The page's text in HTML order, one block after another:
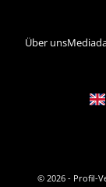
Über uns
© 2026 - Profil-